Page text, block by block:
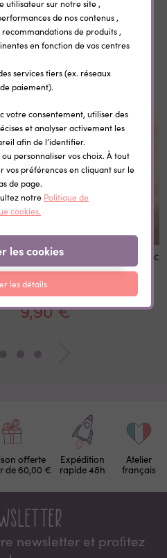
catégorie
Bavoir personnalisable avec
votre texte
9,90 €
offerte
de 60,00 €
Expédition
rapide 48h
Atelier
français
newsletter et proﬁtez
utilisateur sur notre site ,
de nos contenus ,
de produits ,
en fonction de vos centres
services tiers (ex. réseaux
paiement).
votre consentement, utiliser des
et analyser activement les
afin de l’identifier.
personnaliser vos choix. À tout
vos préférences en cliquant sur le
de page.
notre Politique de
cookies.
les cookies
les détails